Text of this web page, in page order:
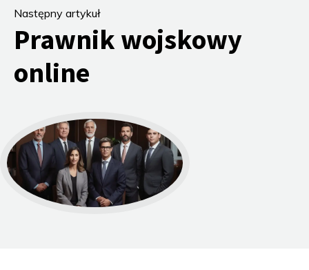
Następny artykuł
Prawnik wojskowy
online